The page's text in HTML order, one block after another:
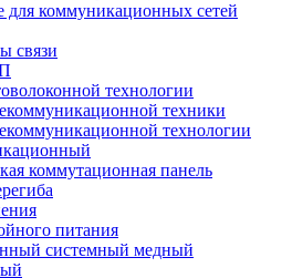
коммуникационных сетей
связи
технологии
техники
технологии
коммутационная панель
питания
системный медный